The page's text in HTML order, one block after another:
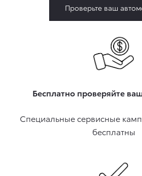
Проверьте ваш
Бесплатно проверяйте
Специальные сервисные
бесплатны